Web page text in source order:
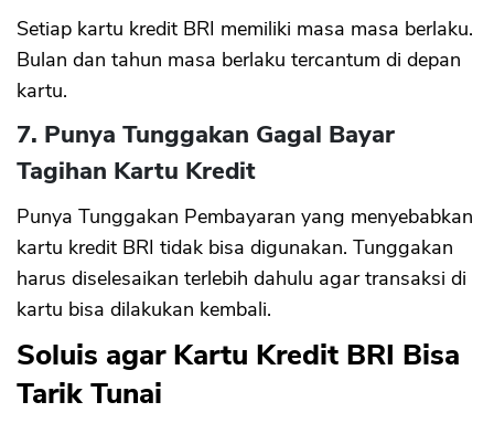
Setiap kartu kredit BRI memiliki masa masa berlaku.
Bulan dan tahun masa berlaku tercantum di depan
kartu.
7. Punya Tunggakan Gagal Bayar
Tagihan Kartu Kredit
Punya Tunggakan Pembayaran yang menyebabkan
kartu kredit BRI tidak bisa digunakan. Tunggakan
harus diselesaikan terlebih dahulu agar transaksi di
kartu bisa dilakukan kembali.
Soluis agar Kartu Kredit BRI Bisa
Tarik Tunai